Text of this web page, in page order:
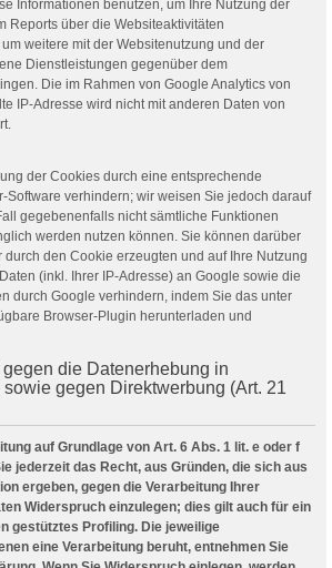
Informationen benutzen, um Ihre Nutzung der
Reports über die Websiteaktivitäten
weitere mit der Websitenutzung und der
Dienstleistungen gegenüber dem
Die im Rahmen von Google Analytics von
IP-Adresse wird nicht mit anderen Daten von
der Cookies durch eine entsprechende
Software verhindern; wir weisen Sie jedoch darauf
gegebenenfalls nicht sämtliche Funktionen
werden nutzen können. Sie können darüber
durch den Cookie erzeugten und auf Ihre Nutzung
(inkl. Ihrer IP-Adresse) an Google sowie die
durch Google verhindern, indem Sie das unter
Browser-Plugin herunterladen und
die Datenerhebung in
gegen Direktwerbung (Art. 21
auf Grundlage von Art. 6 Abs. 1 lit. e oder f
jederzeit das Recht, aus Gründen, die sich aus
ergeben, gegen die Verarbeitung Ihrer
Widerspruch einzulegen; dies gilt auch für ein
gestütztes Profiling. Die jeweilige
eine Verarbeitung beruht, entnehmen Sie